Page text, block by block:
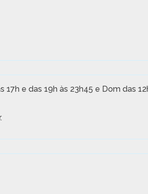
17h e das 19h às 23h45 e Dom das